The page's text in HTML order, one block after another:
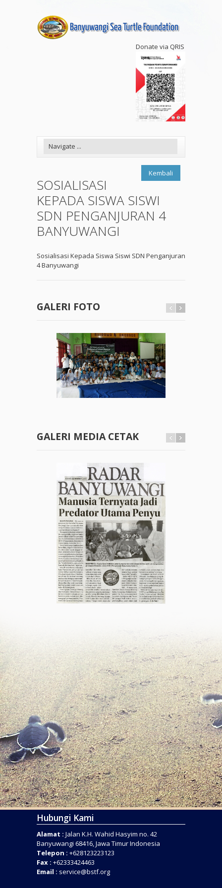
Donate via QRIS
Kembali
SOSIALISASI
KEPADA SISWA SISWI
SDN PENGANJURAN 4
BANYUWANGI
Sosialisasi Kepada Siswa Siswi SDN Penganjuran
4 Banyuwangi
GALERI FOTO
GALERI MEDIA CETAK
Hubungi Kami
Alamat : Jalan K.H. Wahid Hasyim no. 42
Banyuwangi 68416, Jawa Timur Indonesia
Telepon : +628123223123
Fax : +62333424463
Email : service@bstf.org